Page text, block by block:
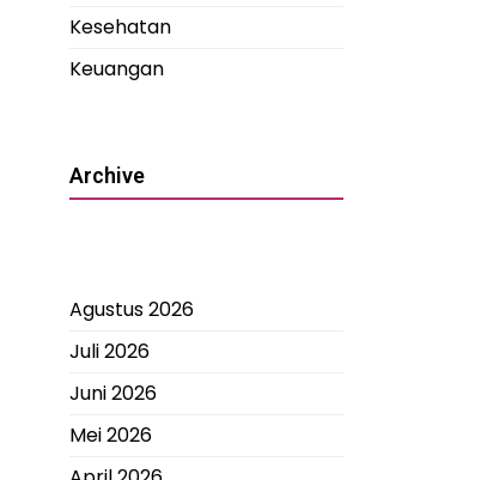
Kesehatan
Keuangan
Archive
Agustus 2026
Juli 2026
Juni 2026
Mei 2026